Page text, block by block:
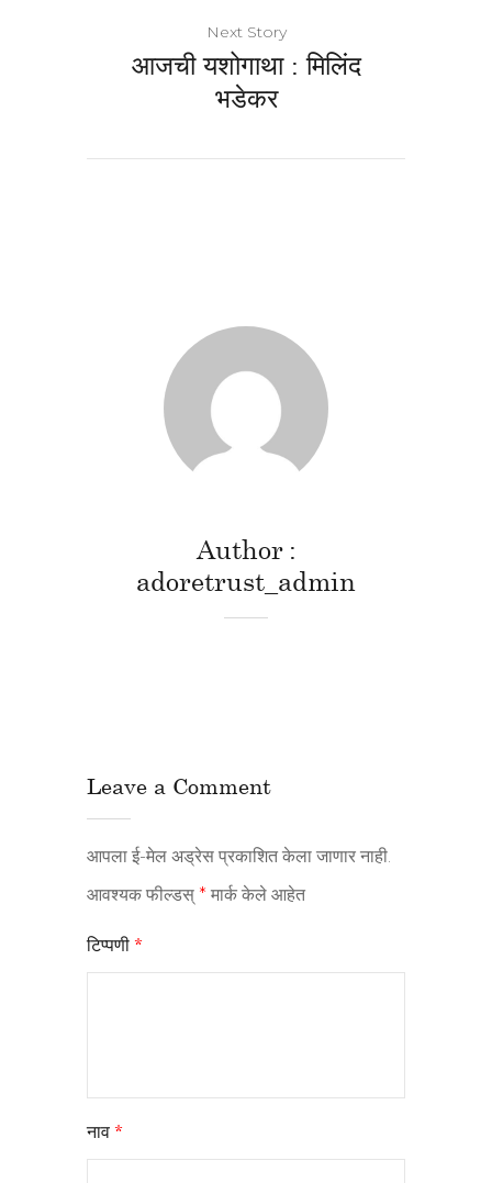
Next Story
आजची यशोगाथा : मिलिंद
भडेकर
Author
adoretrust_admin
Leave a Comment
आपला ई-मेल अड्रेस प्रकाशित केला जाणार नाही.
आवश्यक फील्डस् * मार्क केले आहेत
टिप्पणी *
नाव *